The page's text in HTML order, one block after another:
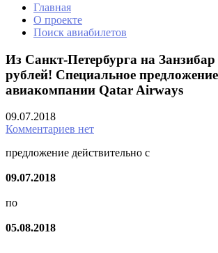
Главная
О проекте
Поиск авиабилетов
Из Санкт-Петербурга на Занзибар
рублей! Специальное
авиакомпании Qatar Airways
09.07.2018
Комментариев нет
предложение действительно с
09.07.2018
по
05.08.2018